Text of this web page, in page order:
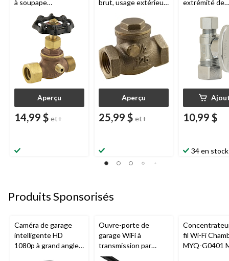
à soupape
PlumbShopavec
drain, tailles variées
Aperçu
14,99 $ et+
brut, usage extérieur
variées
Aperçu
25,99 $ et+
extrémité de
nominale 1/2
extrémité à
compression
10,99 $
34 en stock
Produits Sponsorisés
Caméra de garage
intelligente HD
1080p à grand angle
Ouvre-porte de
garage WiFi à
transmission par
chaîne de 1/2 HP
fil Wi-Fi
MYQ-G0401